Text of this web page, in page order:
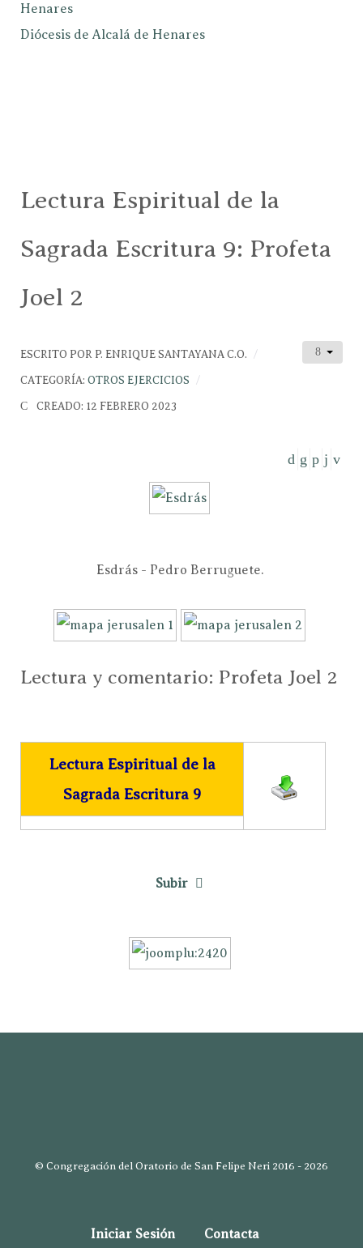
Henares
Diócesis de Alcalá de Henares
Lectura Espiritual de la
Sagrada Escritura 9: Profeta
Joel 2
ESCRITO POR P. ENRIQUE SANTAYANA C.O.
CATEGORÍA: OTROS EJERCICIOS
CREADO: 12 FEBRERO 2023
Esdrás - Pedro Berruguete.
Lectura y comentario: Profeta Joel 2
Lectura Espiritual de la
Sagrada Escritura 9
Subir
© Congregación del Oratorio de San Felipe Neri 2016 - 2026
Iniciar Sesión Contacta